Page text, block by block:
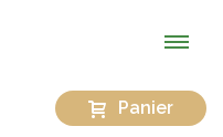
Panier